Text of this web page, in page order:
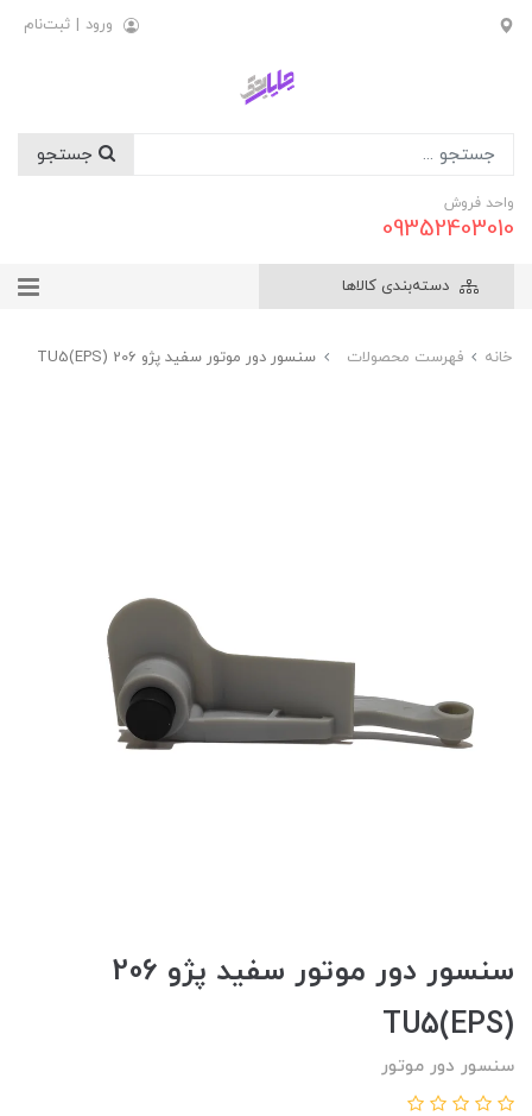
ورود | ثبت‌نام
واحد فروش
09352403010
دسته‌بندی کالاها
خانه فهرست محصولات سنسور دور موتور سفید پژو 206 TU5(EPS)
سنسور دور موتور سفید پژو 206
TU5(EPS)
سنسور دور موتور